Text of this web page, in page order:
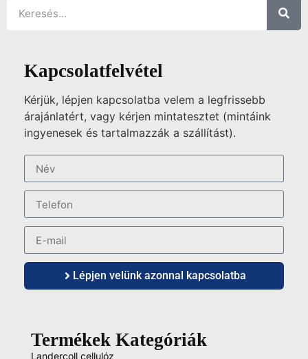
Kapcsolatfelvétel
Kérjük, lépjen kapcsolatba velem a legfrissebb
árajánlatért, vagy kérjen mintatesztet (mintáink
ingyenesek és tartalmazzák a szállítást).
Lépjen velünk azonnal kapcsolatba
Termékek Kategóriák
Landercoll cellulóz